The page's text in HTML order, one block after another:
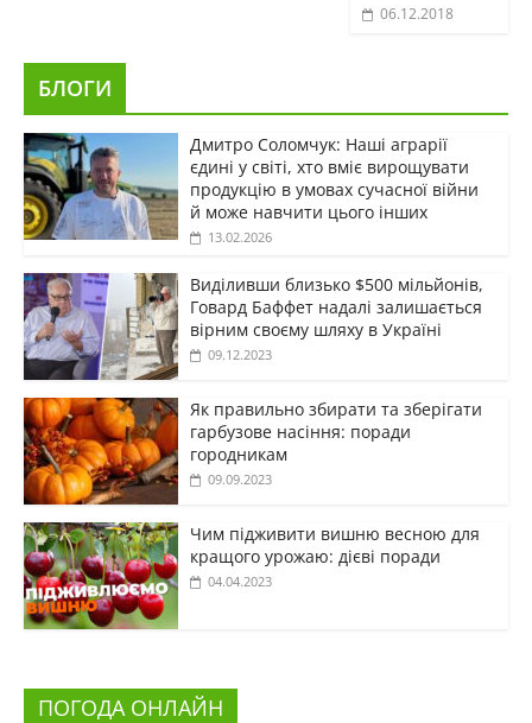
06.12.2018
БЛОГИ
Дмитро Соломчук: Наші аграрії
єдині у світі, хто вміє вирощувати
продукцію в умовах сучасної війни
й може навчити цього інших
13.02.2026
Виділивши близько $500 мільйонів,
Говард Баффет надалі залишається
вірним своєму шляху в Україні
09.12.2023
Як правильно збирати та зберігати
гарбузове насіння: поради
городникам
09.09.2023
Чим підживити вишню весною для
кращого урожаю: дієві поради
04.04.2023
ПОГОДА ОНЛАЙН